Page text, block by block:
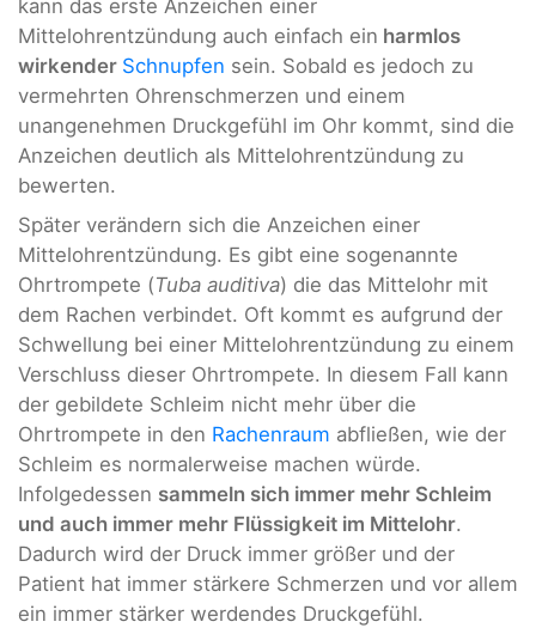
kann das erste Anzeichen einer
Mittelohrentzündung auch einfach ein harmlos
wirkender Schnupfen sein. Sobald es jedoch zu
vermehrten Ohrenschmerzen und einem
unangenehmen Druckgefühl im Ohr kommt, sind die
Anzeichen deutlich als Mittelohrentzündung zu
bewerten.
Später verändern sich die Anzeichen einer
Mittelohrentzündung. Es gibt eine sogenannte
Ohrtrompete (Tuba auditiva) die das Mittelohr mit
dem Rachen verbindet. Oft kommt es aufgrund der
Schwellung bei einer Mittelohrentzündung zu einem
Verschluss dieser Ohrtrompete. In diesem Fall kann
der gebildete Schleim nicht mehr über die
Ohrtrompete in den Rachenraum abfließen, wie der
Schleim es normalerweise machen würde.
Infolgedessen sammeln sich immer mehr Schleim
und auch immer mehr Flüssigkeit im Mittelohr.
Dadurch wird der Druck immer größer und der
Patient hat immer stärkere Schmerzen und vor allem
ein immer stärker werdendes Druckgefühl.